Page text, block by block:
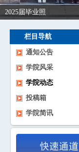
2025届毕业照
栏目导航
通知公告
学院风采
学院动态
投稿箱
学院简讯